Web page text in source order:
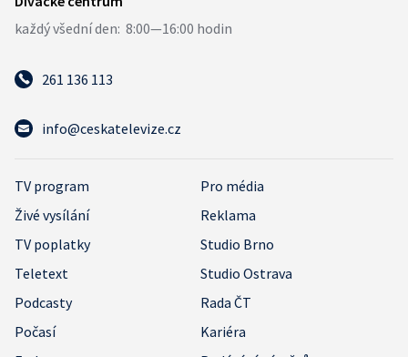
261 136 113
info@ceskatelevize.cz
TV program
Pro média
Živé vysílání
Reklama
TV poplatky
Studio Brno
Teletext
Studio Ostrava
Podcasty
Rada ČT
Počasí
Kariéra